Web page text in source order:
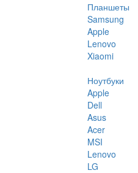
Планшеты
Samsung
Apple
Lenovo
Xiaomi
Ноутбуки
Apple
Dell
Asus
Acer
MSI
Lenovo
LG